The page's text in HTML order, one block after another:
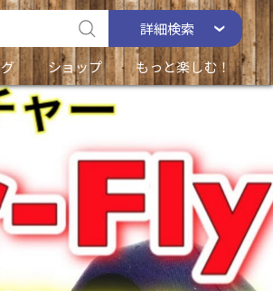
詳細検索
ショップ もっと楽しむ！